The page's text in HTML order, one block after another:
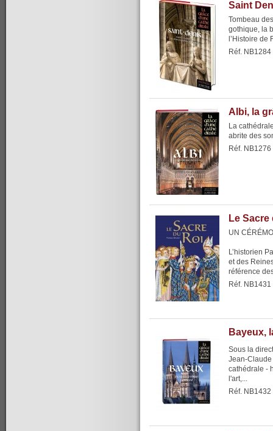
Saint
Tombeau
gothique, la
l’Histoire de
Réf. NB1284
Albi, la
La
abrite des
Réf. NB1276
Le Sacre
UN
L’historien
et des
référence
Réf. NB1431
Bayeux,
Sous la
Jean-
cathédrale -
l'art,...
Réf. NB1432